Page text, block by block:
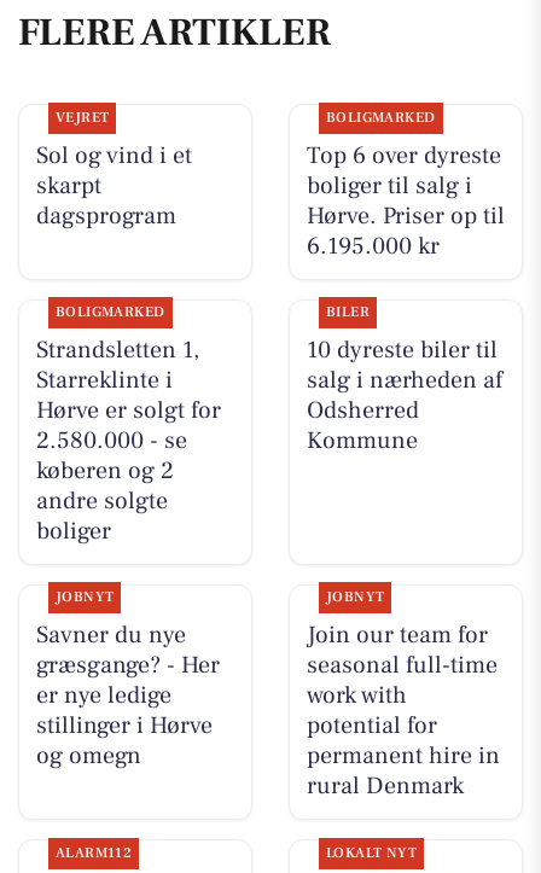
FLERE ARTIKLER
VEJRET
Sol og vind i et
skarpt
dagsprogram
BOLIGMARKED
Top 6 over dyreste
boliger til salg i
Hørve. Priser op til
6.195.000 kr
BOLIGMARKED
Strandsletten 1,
Starreklinte i
Hørve er solgt for
2.580.000 - se
køberen og 2
andre solgte
boliger
BILER
10 dyreste biler til
salg i nærheden af
Odsherred
Kommune
JOBNYT
Savner du nye
græsgange? - Her
er nye ledige
stillinger i Hørve
og omegn
JOBNYT
Join our team for
seasonal full-time
work with
potential for
permanent hire in
rural Denmark
ALARM112 LOKALT NYT